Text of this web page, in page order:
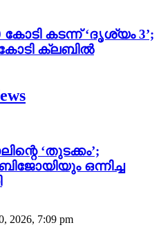
കോടി കടന്ന് ‘ദൃശ്യം 3’;
ക്ലബിൽ
‘തുടക്കം’;
ഒന്നിച്ച
2026, 7:09 pm